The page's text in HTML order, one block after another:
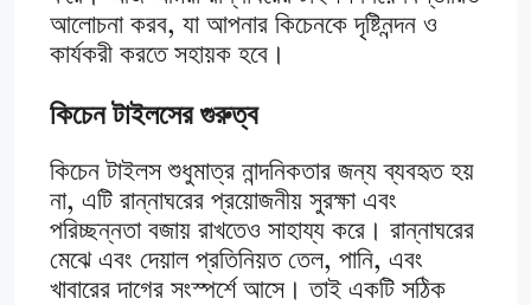
আলোচনা করব, যা আপনার কিচেনকে দৃষ্টিনন্দন ও
কার্যকরী করতে সহায়ক হবে।
কিচেন টাইলসের গুরুত্ব
কিচেন টাইলস শুধুমাত্র নান্দনিকতার জন্য ব্যবহৃত হয়
না, এটি রান্নাঘরের প্রয়োজনীয় সুরক্ষা এবং
পরিচ্ছন্নতা বজায় রাখতেও সাহায্য করে। রান্নাঘরের
মেঝে এবং দেয়াল প্রতিনিয়ত তেল, পানি, এবং
খাবারের দাগের সংস্পর্শে আসে। তাই একটি সঠিক